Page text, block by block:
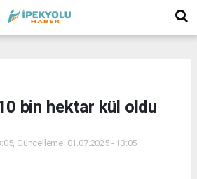
bin hektar kül oldu
Güncelleme: 01.07.2025 - 13:05